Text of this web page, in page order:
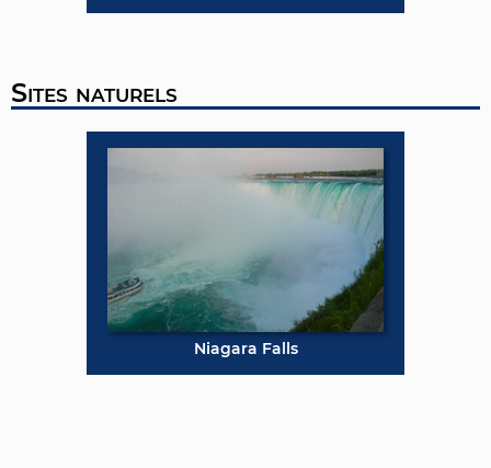
Sites naturels
Niagara Falls